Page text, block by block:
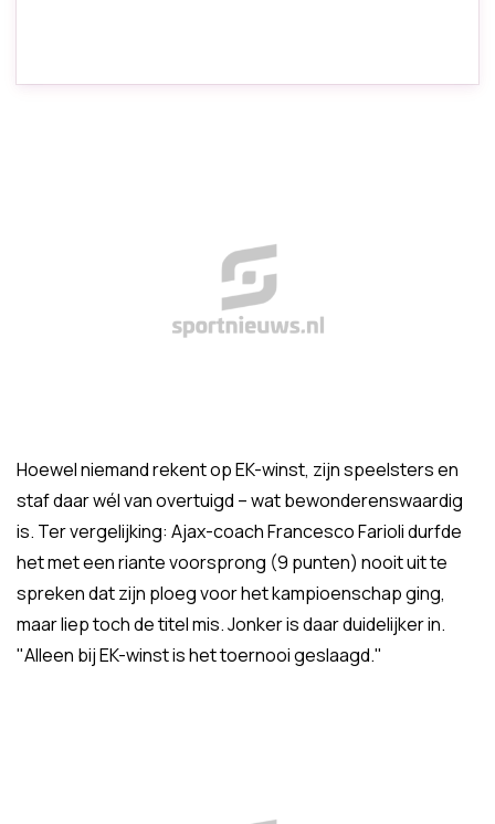
Hoewel niemand rekent op EK-winst, zijn speelsters en
staf daar wél van overtuigd – wat bewonderenswaardig
is. Ter vergelijking: Ajax-coach Francesco Farioli durfde
het met een riante voorsprong (9 punten) nooit uit te
spreken dat zijn ploeg voor het kampioenschap ging,
maar liep toch de titel mis. Jonker is daar duidelijker in.
"Alleen bij EK-winst is het toernooi geslaagd."